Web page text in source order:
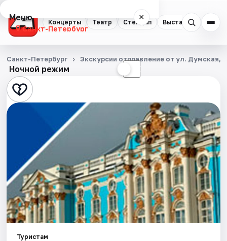
Концерты Театр Стендап Выставки
Меню ×
Санкт-Петербург
Концерты
Театр
Стендап
Квесты
Экскурсии
Спорт
События
Ночной режим ☾
Санкт-Петербург Экскурсии отправление от ул. Думская,
Туристам